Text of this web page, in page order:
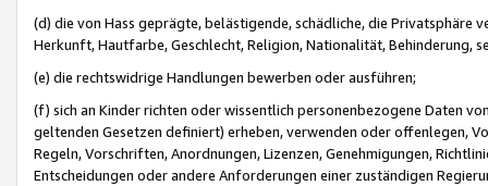
(d) die von Hass geprägte, belästigende, schädliche, die Privatsphäre
Herkunft, Hautfarbe, Geschlecht, Religion, Nationalität, Behinderung,
(e) die rechtswidrige Handlungen bewerben oder ausführen;
(f) sich an Kinder richten oder wissentlich personenbezogene Daten
geltenden Gesetzen definiert) erheben, verwenden oder offenlegen,
Regeln, Vorschriften, Anordnungen, Lizenzen, Genehmigungen,
Entscheidungen oder andere Anforderungen einer zuständigen